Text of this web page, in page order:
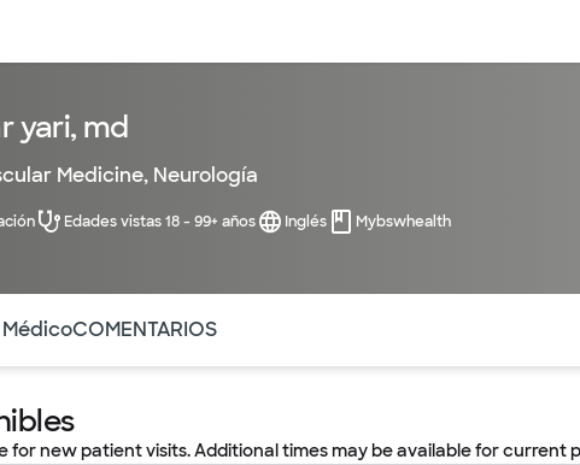
yari, md
Medicine, Neurología
Edades vistas 18 - 99+ años Inglés Mybswhealth
COMENTARIOS
for new patient visits. Additional times may be available for current